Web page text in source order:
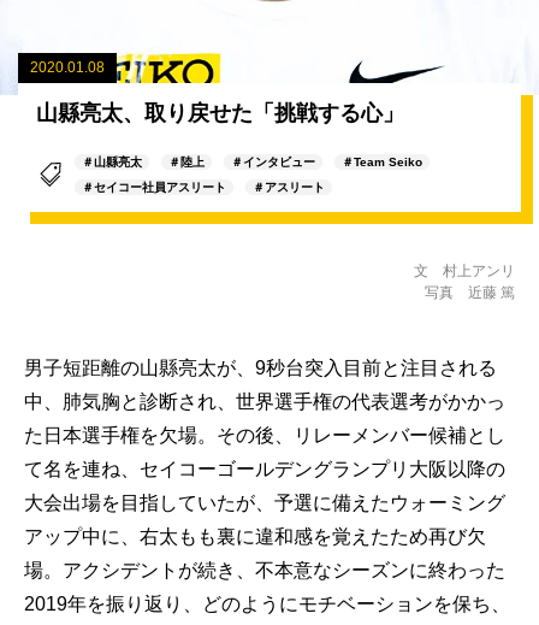
2020.01.08
山縣亮太、取り戻せた「挑戦する心」
＃山縣亮太 ＃陸上 ＃インタビュー
＃Team Seiko
＃セイコー社員アスリート
＃アスリート
文 村上アンリ
写真 近藤 篤
男子短距離の山縣亮太が、9秒台突入目前と注目される
中、肺気胸と診断され、世界選手権の代表選考がかかっ
た日本選手権を欠場。その後、リレーメンバー候補とし
て名を連ね、セイコーゴールデングランプリ大阪以降の
大会出場を目指していたが、予選に備えたウォーミング
アップ中に、右太もも裏に違和感を覚えたため再び欠
場。アクシデントが続き、不本意なシーズンに終わった
2019年を振り返り、どのようにモチベーションを保ち、